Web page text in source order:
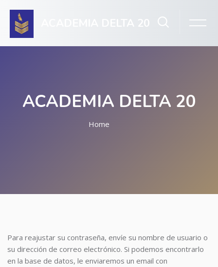
ACADEMIA DELTA 20
ACADEMIA DELTA 20
Home
Para reajustar su contraseña, envíe su nombre de usuario o
su dirección de correo electrónico. Si podemos encontrarlo
en la base de datos, le enviaremos un email con